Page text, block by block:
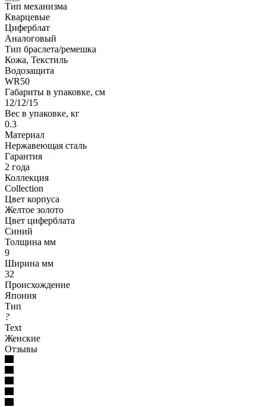
Тип механизма
Кварцевые
Циферблат
Аналоговый
Тип браслета/ремешка
Кожа, Текстиль
Водозащита
WR50
Габариты в упаковке, см
12/12/15
Вес в упаковке, кг
0.3
Материал
Нержавеющая сталь
Гарантия
2 года
Коллекция
Collection
Цвет корпуса
Желтое золото
Цвет циферблата
Синий
Толщина мм
9
Ширина мм
32
Происхождение
Япония
Тип
?
Text
Женские
Отзывы